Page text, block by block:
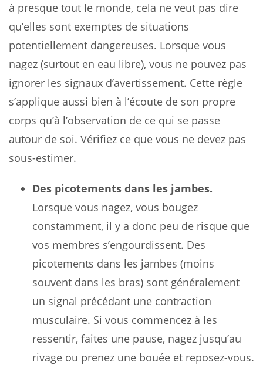
à presque tout le monde, cela ne veut pas dire
qu’elles sont exemptes de situations
potentiellement dangereuses. Lorsque vous
nagez (surtout en eau libre), vous ne pouvez pas
ignorer les signaux d’avertissement. Cette règle
s’applique aussi bien à l’écoute de son propre
corps qu’à l’observation de ce qui se passe
autour de soi. Vérifiez ce que vous ne devez pas
sous-estimer.
Des picotements dans les jambes.
Lorsque vous nagez, vous bougez
constamment, il y a donc peu de risque que
vos membres s’engourdissent. Des
picotements dans les jambes (moins
souvent dans les bras) sont généralement
un signal précédant une contraction
musculaire. Si vous commencez à les
ressentir, faites une pause, nagez jusqu’au
rivage ou prenez une bouée et reposez-vous.